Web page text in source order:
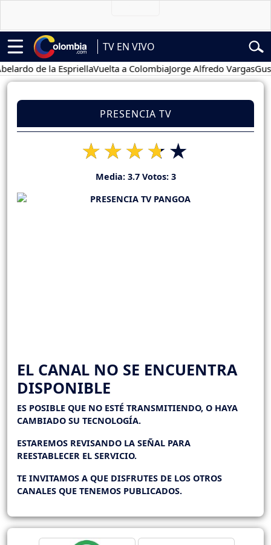
TV EN VIVO
de la EspriellaVuelta a ColombiaJorge Alfredo VargasGustavo
PRESENCIA TV
Media: 3.7Votos: 3
EL CANAL NO SE ENCUENTRA
DISPONIBLE
ES POSIBLE QUE NO ESTÉ TRANSMITIENDO, O HAYA
CAMBIADO SU TECNOLOGÍA.
ESTAREMOS REVISANDO LA SEÑAL PARA
REESTABLECER EL SERVICIO.
TE INVITAMOS A QUE DISFRUTES DE LOS OTROS
CANALES QUE TENEMOS PUBLICADOS.